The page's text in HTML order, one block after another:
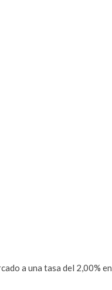
a una tasa del 2,00% en